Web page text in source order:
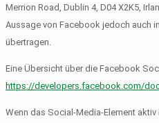
Merrion Road, Dublin 4, D04 X2K5,
Aussage von Facebook jedoch auch
übertragen.
Eine Übersicht über die Facebook
https://developers.facebook.com/
Wenn das Social-Media-Element